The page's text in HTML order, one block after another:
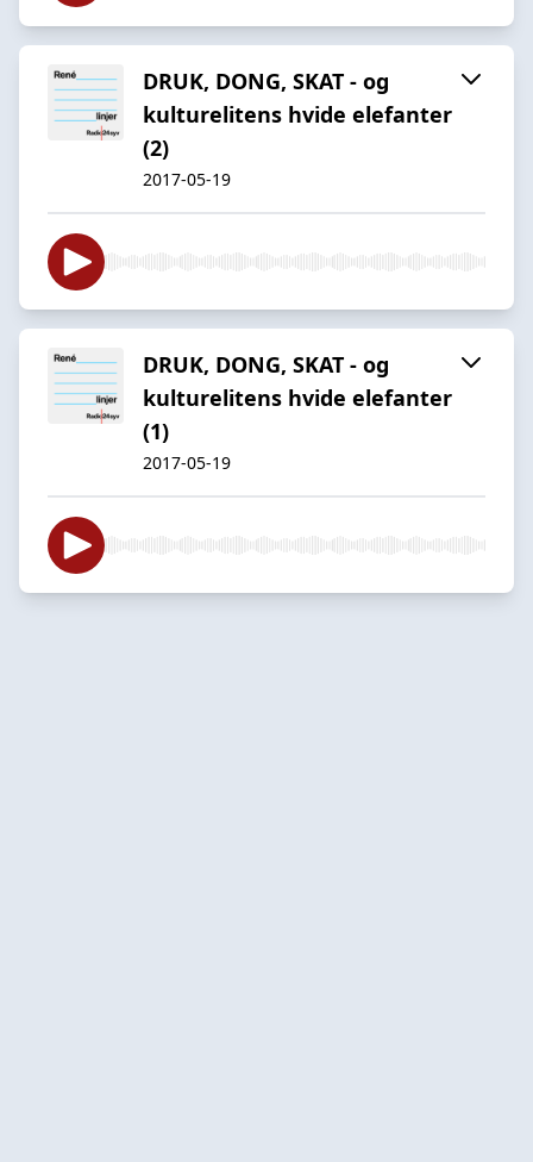
DRUK, DONG, SKAT - og
kulturelitens hvide elefanter
(2)
2017-05-19
DRUK, DONG, SKAT - og
kulturelitens hvide elefanter
(1)
2017-05-19